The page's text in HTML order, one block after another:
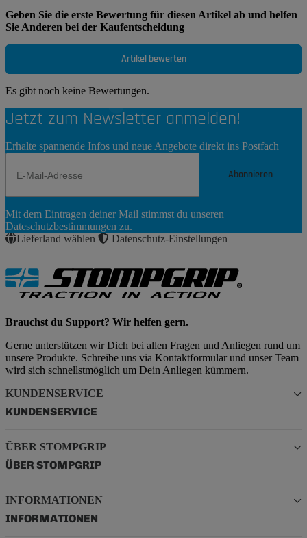
Geben Sie die erste Bewertung für diesen Artikel ab und helfen
Sie Anderen bei der Kaufentscheidung
Artikel bewerten
Es gibt noch keine Bewertungen.
Jetzt zum Newsletter anmelden!
Erhalte spannende Infos und neue Angebote direkt ins Postfach
Abonnieren
Abonnieren
Mit dem Eintragen deiner Mail stimmst du unseren
Dateschutzbestimmungen zu.
Lieferland wählen
Datenschutz-Einstellungen
Brauchst du Support? Wir helfen gern.
Gerne unterstützen wir Dich bei allen Fragen und Anliegen rund um
unsere Produkte. Schreibe uns via Kontaktformular und unser Team
wird sich schnellstmöglich um Dein Anliegen kümmern.
KUNDENSERVICE
KUNDENSERVICE
ÜBER STOMPGRIP
ÜBER STOMPGRIP
INFORMATIONEN
INFORMATIONEN